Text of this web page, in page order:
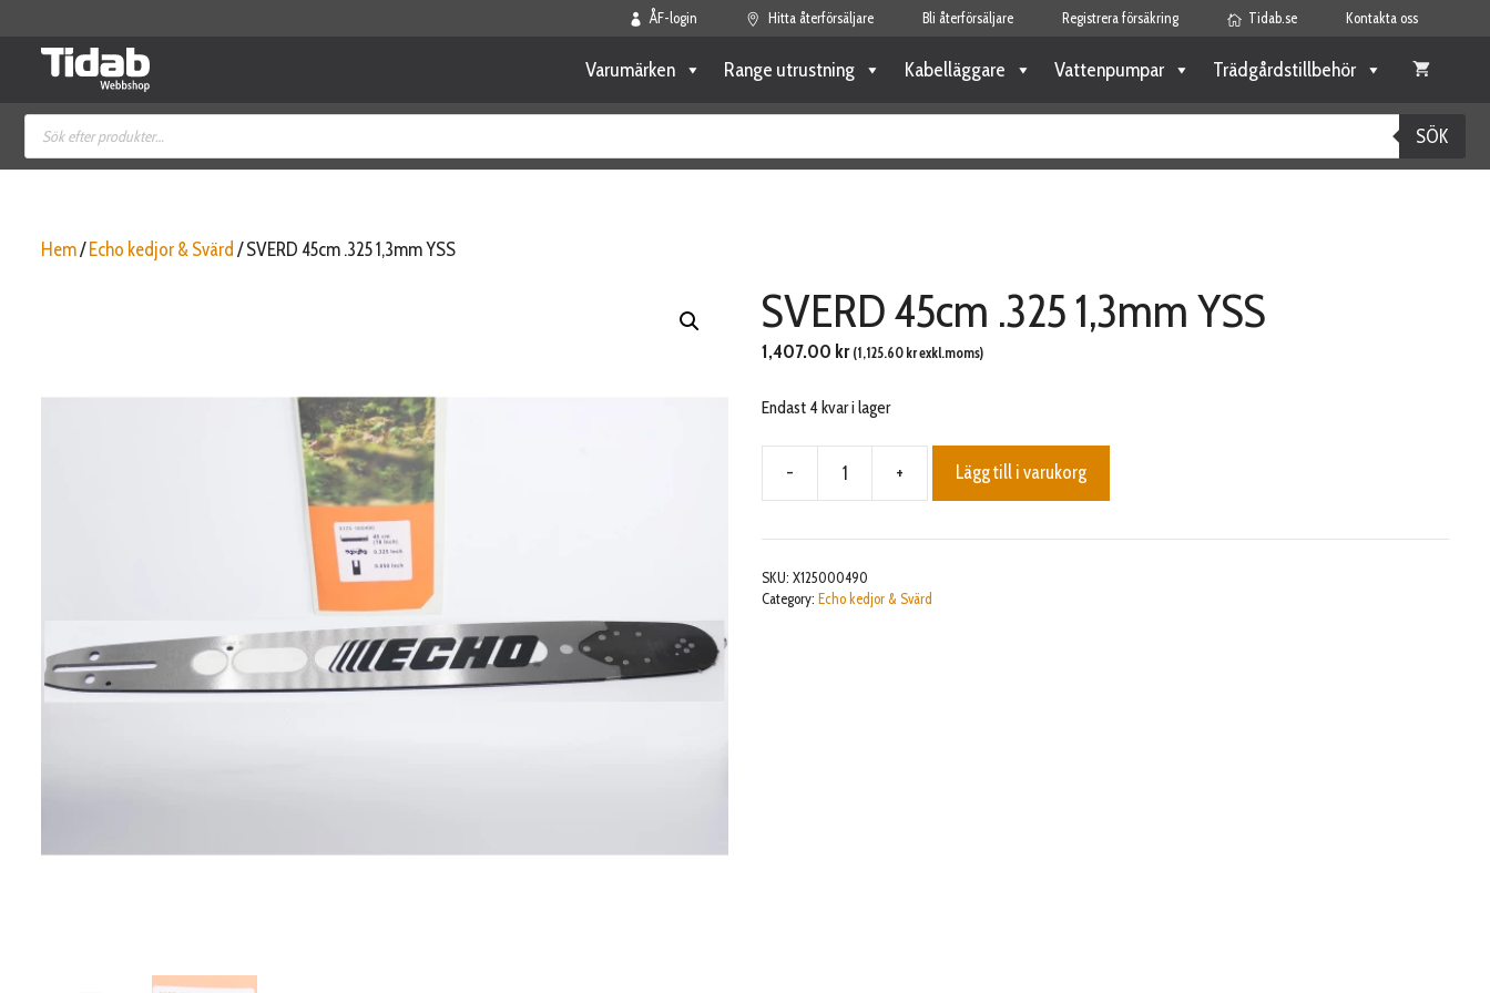
ÅF-login Hitta återförsäljare Bli återförsäljare Registrera försäkring Tidab.se Kontakta oss
Varumärken Range utrustning Kabelläggare Vattenpumpar Trädgårdstillbehör
Produktsökning
SÖK
Hem/ Echo kedjor & Svärd / SVERD 45cm .325 1,3mm YSS
SVERD 45cm .325 1,3mm YSS
1,407.00 kr (1,125.60 krexkl.moms)
Endast 4 kvar i lager
-
.325
1,3mm
YSS
+ Lägg till i varukorg
SKU: X125000490
Category: Echo kedjor & Svärd